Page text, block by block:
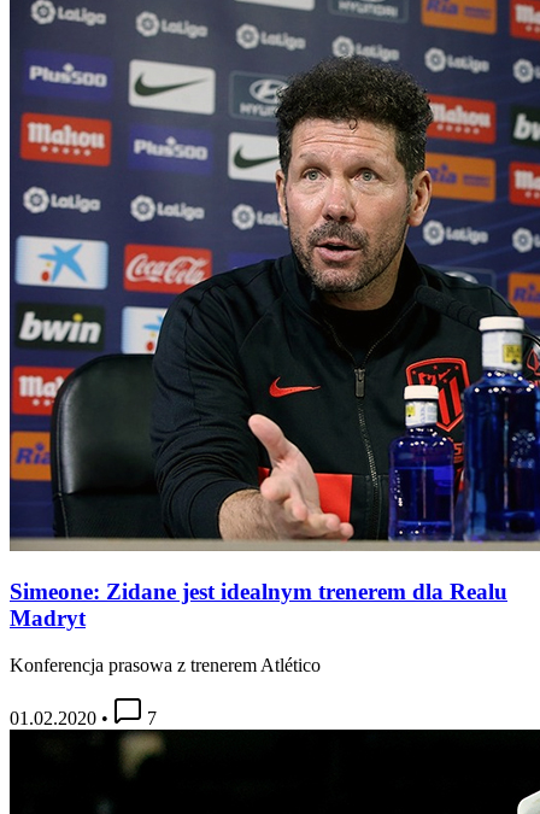
Simeone: Zidane jest idealnym trenerem dla Realu
Madryt
Konferencja prasowa z trenerem Atlético
01.02.2020 • 7